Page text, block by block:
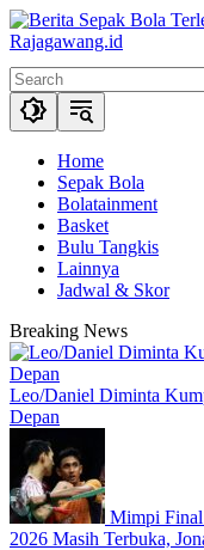
Skip
to
Home
Sepak Bola
Bolatainment
Basket
Bulu Tangkis
Lainnya
Jadwal & Skor
Breaking News
Leo/Daniel Diminta
Depan
Mimpi Final
2026 Masih Terbuka,